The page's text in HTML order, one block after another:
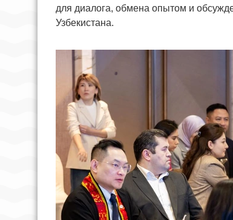
для диалога, обмена опытом и
Узбекистана.